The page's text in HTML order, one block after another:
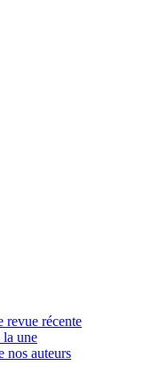
revue récente
une
nos auteurs